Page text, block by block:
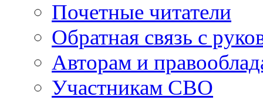
Почетные читатели
Обратная связь с
Авторам и
Участникам СВО